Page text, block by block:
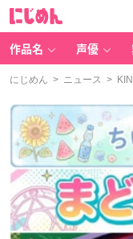
作品名 声優
にじめん > ニュース >